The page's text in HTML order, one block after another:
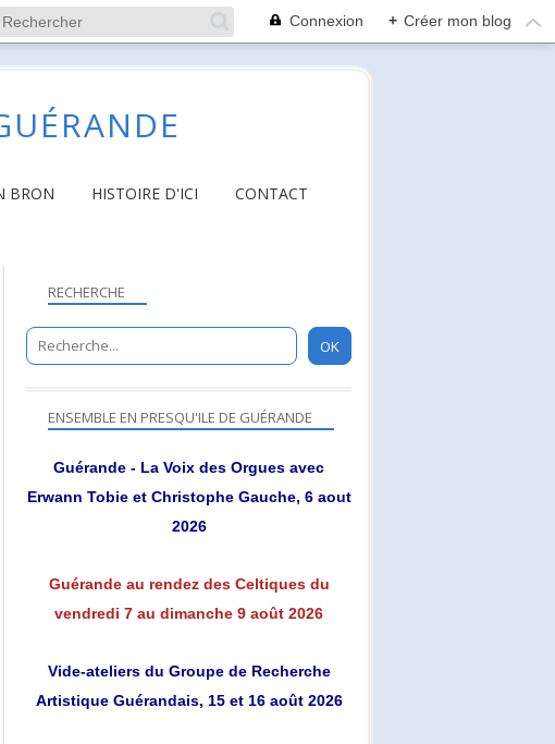
Connexion + Créer mon blog
BRON HISTOIRE D'ICI CONTACT
RECHERCHE
ENSEMBLE EN PRESQU'ILE DE GUÉRANDE
Guérande - La Voix des Orgues avec
Erwann Tobie et Christophe Gauche, 6 aout
2026
Guérande au rendez des Celtiques du
vendredi 7 au dimanche 9 août 2026
Vide-ateliers du Groupe de Recherche
Artistique Guérandais, 15 et 16 août 2026